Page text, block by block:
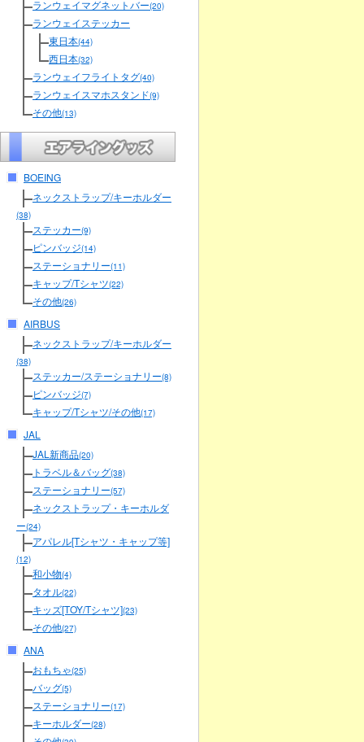
ランウェイマグネットバー(20)
ランウェイステッカー
東日本(44)
西日本(32)
ランウェイフライトタグ(40)
ランウェイスマホスタンド(9)
その他(13)
BOEING
ネックストラップ/キーホルダー
(38)
ステッカー(9)
ピンバッジ(14)
ステーショナリー(11)
キャップ/Tシャツ(22)
その他(26)
AIRBUS
ネックストラップ/キーホルダー
(38)
ステッカー/ステーショナリー(8)
ピンバッジ(7)
キャップ/Tシャツ/その他(17)
JAL
JAL新商品(20)
トラベル＆バッグ(38)
ステーショナリー(57)
ネックストラップ・キーホルダ
ー(24)
アパレル[Tシャツ・キャップ等]
(12)
和小物(4)
タオル(22)
キッズ[TOY/Tシャツ](23)
その他(27)
ANA
おもちゃ(25)
バッグ(5)
ステーショナリー(17)
キーホルダー(28)